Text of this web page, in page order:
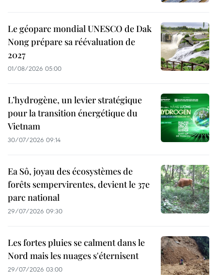
Le géoparc mondial UNESCO de Dak
Nong prépare sa réévaluation de
2027
01/08/2026 05:00
L’hydrogène, un levier stratégique
pour la transition énergétique du
Vietnam
30/07/2026 09:14
Ea Sô, joyau des écosystèmes de
forêts sempervirentes, devient le 37e
parc national
29/07/2026 09:30
Les fortes pluies se calment dans le
Nord mais les nuages s'éternisent
29/07/2026 03:00